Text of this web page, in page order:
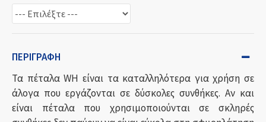
ΠΕΡΙΓΡΑΦΉ
Τα πέταλα WH είναι τα καταλληλότερα για χρήση σε
άλογα που εργάζονται σε δύσκολες συνθήκες. Αν και
είναι πέταλα που χρησιμοποιούνται σε σκληρές